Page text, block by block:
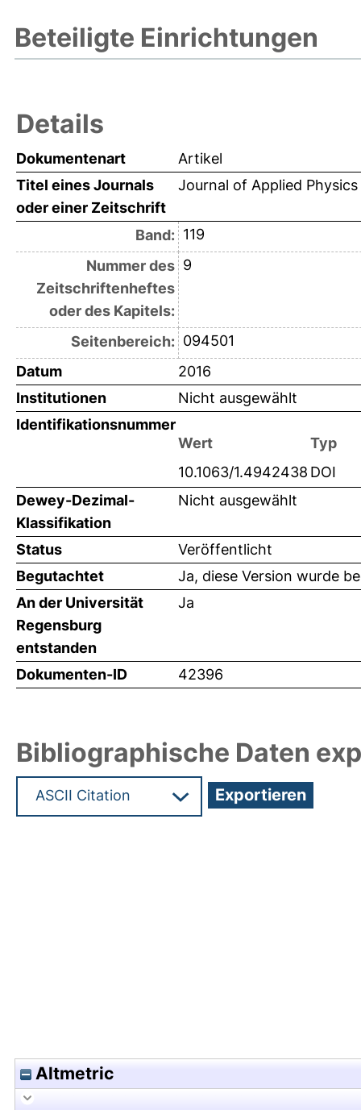
Beteiligte Einrichtungen
Details
Dokumentenart
Artikel
Titel eines Journals
oder einer Zeitschrift
Journal of Applied Physics
Band: 119
Nummer des
Zeitschriftenheftes
oder des Kapitels:
9
Seitenbereich: 094501
Datum
2016
Institutionen
Nicht ausgewählt
Identifikationsnummer
Wert
Typ
10.1063/1.4942438 DOI
Dewey-Dezimal-
Klassifikation
Nicht ausgewählt
Status
Veröffentlicht
Begutachtet
Ja, diese Version wurde
An der Universität
Regensburg
entstanden
Ja
Dokumenten-ID 42396
Bibliographische Daten
Altmetric